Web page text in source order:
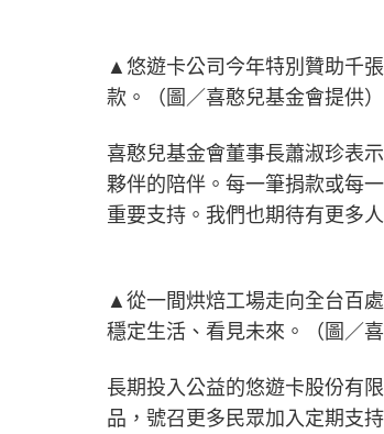
▲悠遊卡公司今年特別贊助千
款。（圖／喜憨兒基金會提供）
喜憨兒基金會董事長蕭淑珍表
夥伴的陪伴。每一筆捐款或每
重要支持。我們也期待有更多
▲從一間烘焙工場走向全台百
穩定生活、看見未來。（圖／喜
長期投入公益的悠遊卡股份有
品，號召更多民眾加入定期支